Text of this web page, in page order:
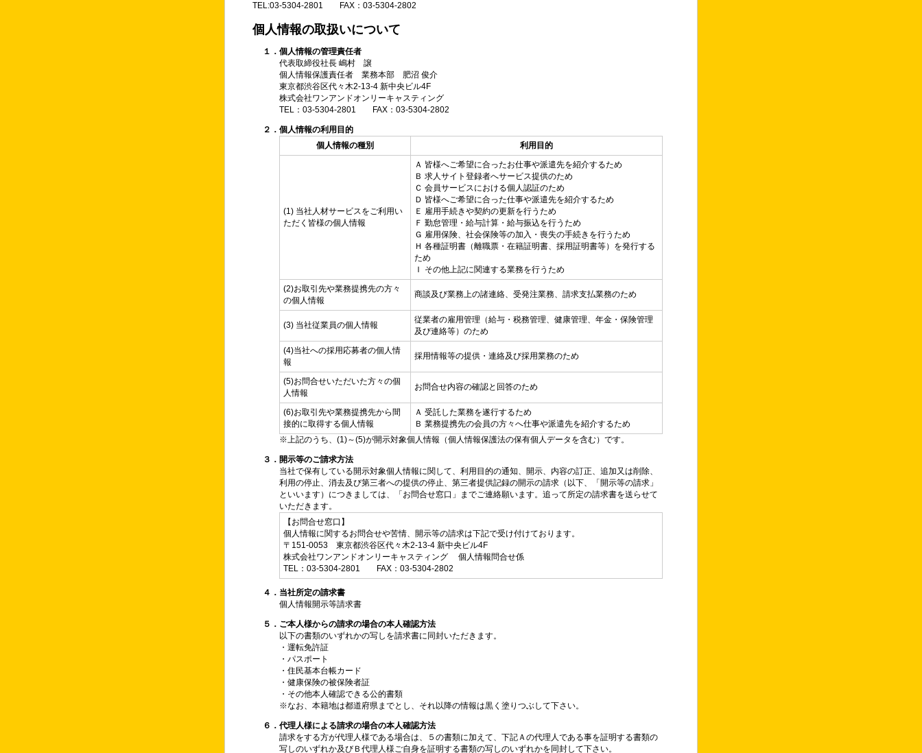
TEL:03-5304-2801 FAX：03-5304-2802
個人情報の取扱いについて
１．個人情報の管理責任者
代表取締役社長 嶋村 譲
個人情報保護責任者 業務本部 肥沼 俊介
東京都渋谷区代々木2-13-4 新中央ビル4F
株式会社ワンアンドオンリーキャスティング
TEL：03-5304-2801 FAX：03-5304-2802
２．個人情報の利用目的
個人情報の種別
利用目的
(1) 当社人材サービスをご利用い
ただく皆様の個人情報
Ａ 皆様へご希望に合ったお仕事や派遣先を紹介するため
Ｂ 求人サイト登録者へサービス提供のため
Ｃ 会員サービスにおける個人認証のため
Ｄ 皆様へご希望に合った仕事や派遣先を紹介するため
Ｅ 雇用手続きや契約の更新を行うため
Ｆ 勤怠管理・給与計算・給与振込を行うため
Ｇ 雇用保険、社会保険等の加入・喪失の手続きを行うため
Ｈ 各種証明書（離職票・在籍証明書、採用証明書等）を発行する
ため
Ｉ その他上記に関連する業務を行うため
(2)お取引先や業務提携先の方々
の個人情報
商談及び業務上の諸連絡、受発注業務、請求支払業務のため
(3) 当社従業員の個人情報
従業者の雇用管理（給与・税務管理、健康管理、年金・保険管理
及び連絡等）のため
(4)当社への採用応募者の個人情
報
採用情報等の提供・連絡及び採用業務のため
(5)お問合せいただいた方々の個
人情報
お問合せ内容の確認と回答のため
(6)お取引先や業務提携先から間
接的に取得する個人情報
Ａ 受託した業務を遂行するため
Ｂ 業務提携先の会員の方々へ仕事や派遣先を紹介するため
※上記のうち、(1)～(5)が開示対象個人情報（個人情報保護法の保有個人データを含む）です。
３．開示等のご請求方法
当社で保有している開示対象個人情報に関して、利用目的の通知、開示、内容の訂正、追加又は削除、
利用の停止、消去及び第三者への提供の停止、第三者提供記録の開示の請求（以下、「開示等の請求」
といいます）につきましては、「お問合せ窓口」までご連絡願います。追って所定の請求書を送らせて
いただきます。
【お問合せ窓口】
個人情報に関するお問合せや苦情、開示等の請求は下記で受け付けております。
〒151-0053 東京都渋谷区代々木2-13-4 新中央ビル4F
株式会社ワンアンドオンリーキャスティング 個人情報問合せ係
TEL：03-5304-2801 FAX：03-5304-2802
４．当社所定の請求書
個人情報開示等請求書
５．ご本人様からの請求の場合の本人確認方法
以下の書類のいずれかの写しを請求書に同封いただきます。
・運転免許証
・パスポート
・住民基本台帳カード
・健康保険の被保険者証
・その他本人確認できる公的書類
※なお、本籍地は都道府県までとし、それ以降の情報は黒く塗りつぶして下さい。
６．代理人様による請求の場合の本人確認方法
請求をする方が代理人様である場合は、５の書類に加えて、下記Ａの代理人である事を証明する書類の
写しのいずれか及びＢ代理人様ご自身を証明する書類の写しのいずれかを同封して下さい。